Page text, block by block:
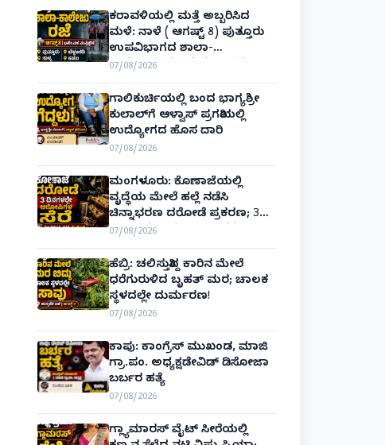
ಕರಾವಳಿಯಲ್ಲಿ ಮತ್ತೆ ಅಬ್ಬರಿಸಿದ
ಮಳೆ: ನಾಳೆ ( ಆಗಷ್ಟ್ 8) ಪುತ್ತೂರು
ಉಪವಿಭಾಗದ ಶಾಲಾ-
ಕಾಲೇಜುಗಳಿಗೆ ರಜೆ ಘೋಷಣೆ!
07/08/2026
ಗಾಲಿಕುರ್ಚಿಯಲ್ಲಿ ಬಂದ ಭಾಗ್ಯಶ್ರೀ
ಕುಲಾಲ್‌ಗೆ ಆಳ್ವಾಸ್ ಪ್ರಗತಿಯಲ್ಲಿ
ಉದ್ಯೋಗದ ಹೊಸ ದಾರಿ
07/08/2026
ಮಂಗಳೂರು: ಕೊಣಾಜೆಯಲ್ಲಿ
ವೃದ್ಧೆಯ ಮೇಲೆ ಹಲ್ಲೆ ನಡೆಸಿ
ಚಿನ್ನಾಭರಣ ದರೋಡೆ ಪ್ರಕರಣ; 3
ದಿನಗಳಲ್ಲೇ ಆರೋಪಿಗಳ ಸೆರೆ!
07/08/2026
ಹೆಬ್ರಿ: ಚಲಿಸುತ್ತಿದ್ದ ಕಾರಿನ ಮೇಲೆ
ಧರೆಗುರುಳಿದ ಬೃಹತ್ ಮರ; ಚಾಲಕ
ಸ್ಥಳದಲ್ಲೇ ದುರ್ಮರಣ!
07/08/2026
ಕಾಪು: ಕಾಂಗ್ರೆಸ್ ಮುಖಂಡ, ಮಾಜಿ
ಗ್ರಾ.ಪಂ. ಅಧ್ಯಕ್ಷಡೇವಿಡ್ ಡಿಸೋಜಾ
ಬರ್ಬರ ಹತ್ಯೆ
07/08/2026
ಗ್ಲ್ಯಾಮಾರಸ್ ವೈಟ್‌ ಸೀರೆಯಲ್ಲಿ